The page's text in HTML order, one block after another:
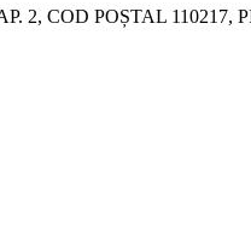
2, COD POȘTAL 110217,